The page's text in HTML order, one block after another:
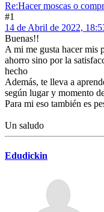
Re:Hacer moscas o
#1
14 de Abril de 2022,
Buenas!!
A mi me gusta hacer mis
ahorro sino por la
hecho
Además, te lleva a
según lugar y momento
Para mi eso también es
Un saludo
Edudickin